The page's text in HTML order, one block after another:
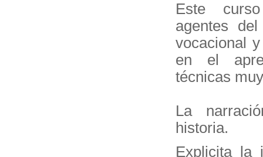
Este
agentes del
vocacional
en el
técnicas
La
historia.
Explicita la